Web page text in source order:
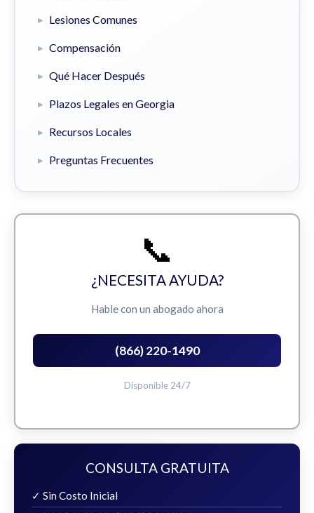
Lesiones Comunes
Compensación
Qué Hacer Después
Plazos Legales en Georgia
Recursos Locales
Preguntas Frecuentes
📞
¿NECESITA AYUDA?
Hable con un abogado ahora
(866) 220-1490
Disponible 24/7
CONSULTA GRATUITA
✓ Sin Costo Inicial